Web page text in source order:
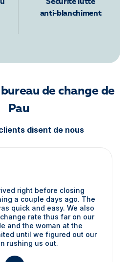
Sécurité lutte
anti-blanchiment
de change de
Pau
disent de nous
right before closing
a couple days ago. The
quick and easy. We also
rate thus far on our
and the woman at the
until we figured out our
rushing us out.